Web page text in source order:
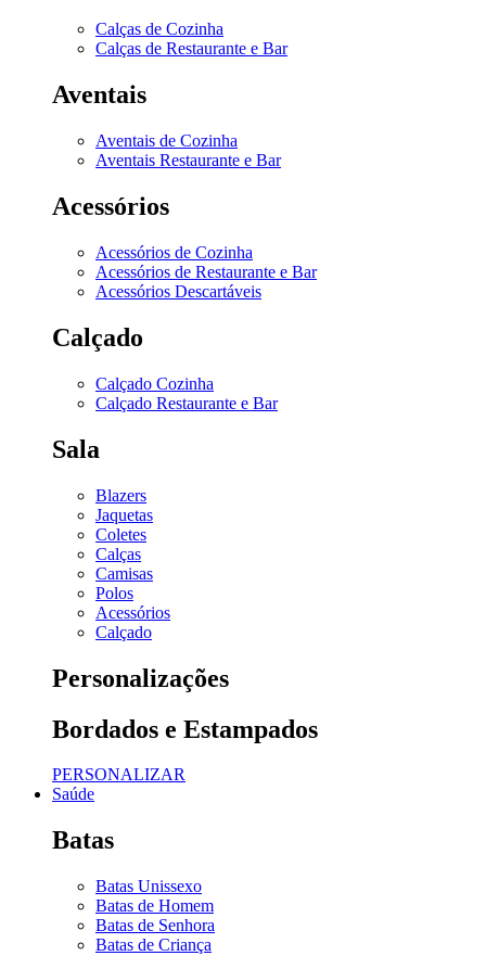
Calças de Cozinha
Calças de Restaurante e Bar
Aventais
Aventais de Cozinha
Aventais Restaurante e Bar
Acessórios
Acessórios de Cozinha
Acessórios de Restaurante e Bar
Acessórios Descartáveis
Calçado
Calçado Cozinha
Calçado Restaurante e Bar
Sala
Blazers
Jaquetas
Coletes
Calças
Camisas
Polos
Acessórios
Calçado
Personalizações
Bordados e Estampados
PERSONALIZAR
Saúde
Batas
Batas Unissexo
Batas de Homem
Batas de Senhora
Batas de Criança